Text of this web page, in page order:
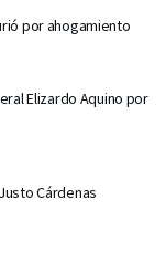
por ahogamiento
Elizardo Aquino por
Cárdenas